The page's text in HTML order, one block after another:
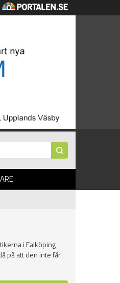
i Falköping
på att den inte får